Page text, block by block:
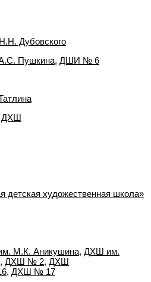
Дубовского
Пушкина, ДШИ № 6
ДХШ
детская художественная школа»
М.К. Аникушина, ДХШ им.
, ДХШ № 2, ДХШ
, ДХШ № 17